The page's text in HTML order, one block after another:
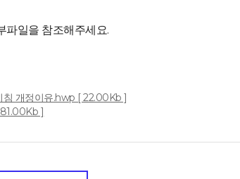
파일을 참조해주세요.
침 개정이유.hwp [ 22.00Kb ]
]